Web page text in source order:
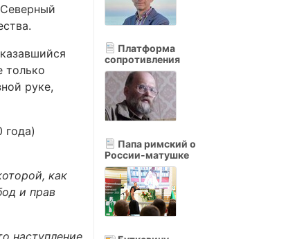
только
руке,
года)
как
и прав
наступление
Платформа
сопротивления
Папа римский о
России-матушке